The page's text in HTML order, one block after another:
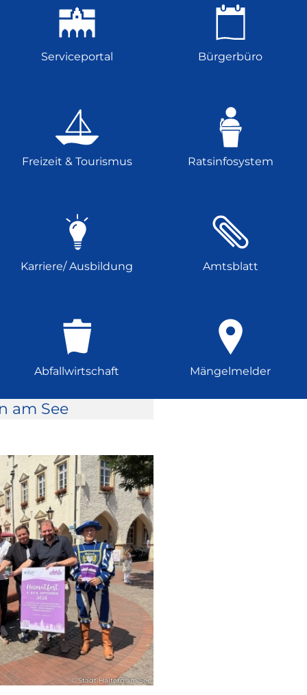
Serviceportal Bürgerbüro
Freizeit & Tourismus Ratsinfosystem
Karriere/ Ausbildung Amtsblatt
Abfallwirtschaft Mängelmelder
am See
© Stadt Haltern am See